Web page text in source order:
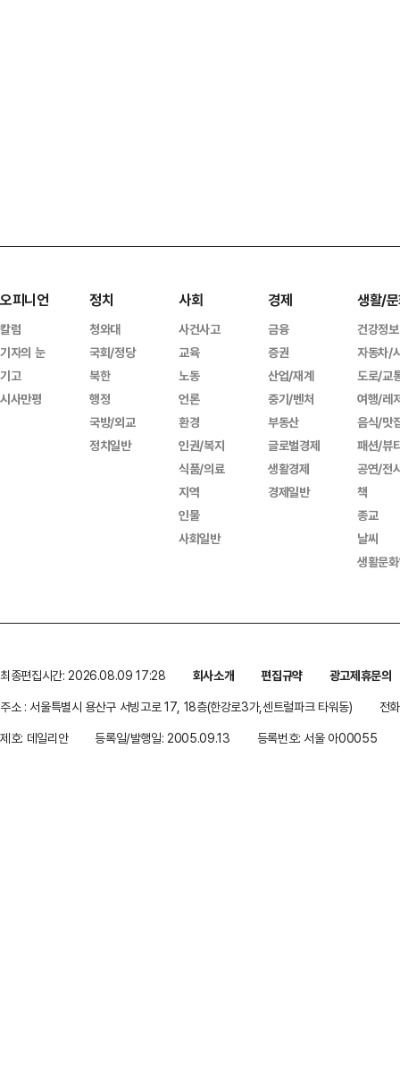
오피니언
칼럼
기자의 눈
기고
시사만평
정치
청와대
국회/정당
북한
행정
국방/외교
정치일반
사회
사건사고
교육
노동
언론
환경
인권/복지
식품/의료
지역
인물
사회일반
경제
금융
증권
산업/재계
중기/벤처
부동산
글로벌경제
생활경제
경제일반
생활/
건강정보
자동차/
도로/교
여행/레
음식/맛
패션/뷰
공연/전
책
종교
날씨
생활문
최종편집시간: 2026.08.09 17:28 회사소개 편집규약
광고제휴문의
주소 : 서울특별시 용산구 서빙고로 17, 18층(한강로3가,센트럴파크 타워동)
전
제호: 데일리안
등록일/발행일: 2005.09.13 등록번호: 서울 아00055